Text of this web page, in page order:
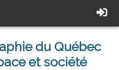
du Québec
et société